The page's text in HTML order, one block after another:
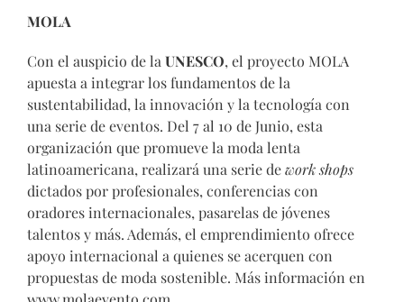
MOLA
Con el auspicio de la UNESCO, el proyecto MOLA
apuesta a integrar los fundamentos de la
sustentabilidad, la innovación y la tecnología con
una serie de eventos. Del 7 al 10 de Junio, esta
organización que promueve la moda lenta
latinoamericana, realizará una serie dework shops
dictados por profesionales, conferencias con
oradores internacionales, pasarelas de jóvenes
talentos y más. Además, el emprendimiento ofrece
apoyo internacional a quienes se acerquen con
propuestas de moda sostenible. Más información en